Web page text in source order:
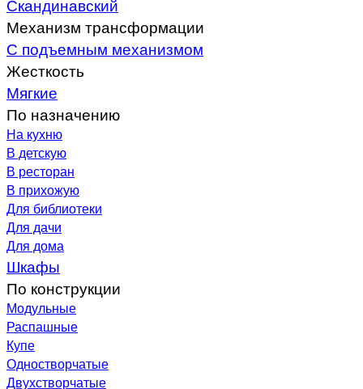
Скандинавский
Механизм трансформации
С подъемным механизмом
Жесткость
Мягкие
По назначению
На кухню
В детскую
В ресторан
В прихожую
Для библиотеки
Для дачи
Для дома
Шкафы
По конструкции
Модульные
Распашные
Купе
Одностворчатые
Двухстворчатые